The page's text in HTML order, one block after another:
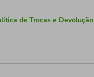
de Trocas e Devolução